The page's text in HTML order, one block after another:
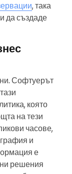
, така
да създаде
Софтуерът
която
на тези
часове,
и
е
решения